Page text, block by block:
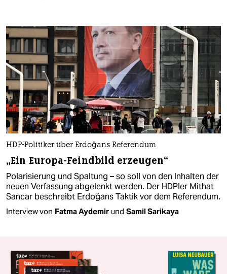
HDP-Politiker über Erdoğans Referendum
„Ein Europa-Feindbild erzeugen“
Polarisierung und Spaltung – so soll von den Inhalten der
neuen Verfassung abgelenkt werden. Der HDPler Mithat
Sancar beschreibt Erdoğans Taktik vor dem Referendum.
Interview von Fatma Aydemir und Samil Sarikaya